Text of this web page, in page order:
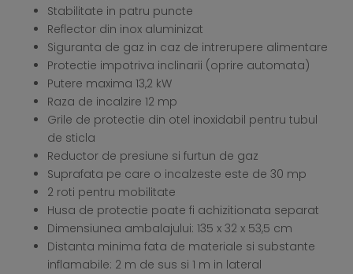
Stabilitate in patru puncte
Reflector din inox aluminizat
Siguranta de gaz in caz de intrerupere alimentare
Protectie impotriva inclinarii (oprire automata)
Putere maxima 13,2 kW
Raza de incalzire 12 mp
Grile de protectie din otel inoxidabil pentru tubul
de sticla
Reductor de presiune si furtun de gaz
Suprafata pe care o incalzeste este de 30 mp
2 roti pentru mobilitate
Husa de protectie poate fi achizitionata separat
Dimensiunea ambalajului: 135 x 32 x 53,5 cm
Distanta minima fata de materiale si substante
inflamabile: 2 m de sus si 1 m in lateral